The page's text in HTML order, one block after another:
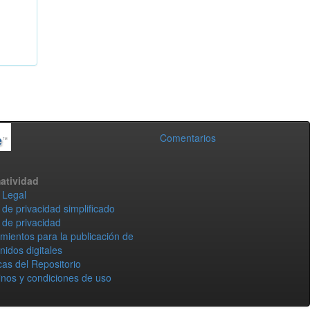
Comentarios
privacidad simplificado
privacidad
para la publicación de
digitales
del Repositorio
y condiciones de uso